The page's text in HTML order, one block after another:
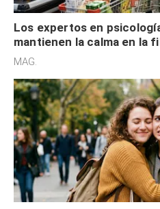
Los expertos en
mantienen la calma en la
cognitiva, gratitud y no
MAG.